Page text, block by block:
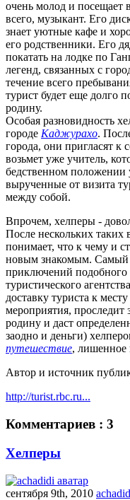
очень молод и посещает
всего, музыкант. Его
знает уютные кафе и
его родственники. Его
покатать на лодке по
легенд, связанных с
течение всего
турист будет еще долго
родину.
Особая разновидность
городе Каджурахо.
города, они пригласят к
возьмет уже учитель,
бедственном положении
вырученные от визита
между собой.
Впрочем, хелперы -
После нескольких таких
понимает, что к чему и
новым знакомым. Самый
приключений подобного
туристического
доставку туриста к
мероприятия, проследит
родину и даст
заодно и деньги)
путешествие, лишенное
Автор и источник
http://turist.rbc.ru...
Комментариев : 3
Хелперы
сентября 9th, 2010